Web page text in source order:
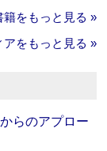
籍をもっと見る »
アをもっと見る »
らのアプロー